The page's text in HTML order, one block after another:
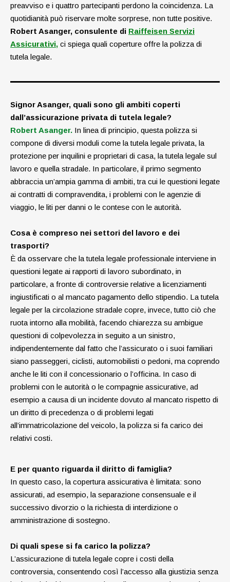
preavviso e i quattro partecipanti perdono la coincidenza. La
quotidianità può riservare molte sorprese, non tutte positive.
Robert Asanger, consulente di Raiffeisen Servizi
Assicurativi, ci spiega quali coperture offre la polizza di
tutela legale.
Signor Asanger, quali sono gli ambiti coperti
dall’assicurazione privata di tutela legale?
Robert Asanger. In linea di principio, questa polizza si
compone di diversi moduli come la tutela legale privata, la
protezione per inquilini e proprietari di casa, la tutela legale sul
lavoro e quella stradale. In particolare, il primo segmento
abbraccia un’ampia gamma di ambiti, tra cui le questioni legate
ai contratti di compravendita, i problemi con le agenzie di
viaggio, le liti per danni o le contese con le autorità.
Cosa è compreso nei settori del lavoro e dei
trasporti?
È da osservare che la tutela legale professionale interviene in
questioni legate ai rapporti di lavoro subordinato, in
particolare, a fronte di controversie relative a licenziamenti
ingiu­stificati o al mancato pagamento dello stipendio. La tutela
legale per la circolazione stradale copre, invece, tutto ciò che
ruota intorno alla mobilità, facendo chiarezza su ambigue
questioni di colpevolezza in seguito a un sinistro,
indipendentemente dal fatto che l’assicurato o i suoi familiari
siano passeggeri, ciclisti, automobilisti o pedoni, ma coprendo
anche le liti con il concessionario o l’officina. In caso di
problemi con le autorità o le compagnie assicurative, ad
esempio a causa di un incidente dovuto al mancato rispetto di
un diritto di precedenza o di problemi legati
all’immatricolazione del veicolo, la polizza si fa carico dei
relativi costi.
E per quanto riguarda il diritto di famiglia?
In questo caso, la copertura assicurativa è limitata: sono
assicurati, ad esempio, la separazione consensuale e il
successivo divorzio o la richiesta di interdizione o
amministrazione di sostegno.
Di quali spese si fa carico la polizza?
L’assicurazione di tutela legale copre i costi della
controversia, consentendo così l’accesso alla giustizia senza